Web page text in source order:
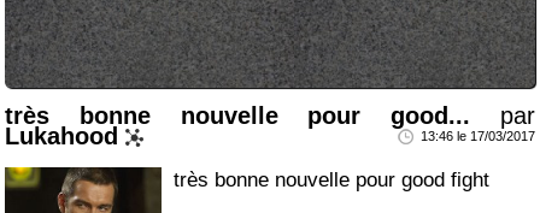
très bonne nouvelle pour good... par
Lukahood 13:46 le 17/03/2017
très bonne nouvelle pour good fight